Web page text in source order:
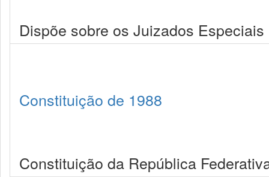
Dispõe sobre os Juizados
Constituição de 1988
Constituição da República